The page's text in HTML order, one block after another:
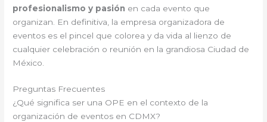
profesionalismo y pasión en cada evento que
organizan. En definitiva, la empresa organizadora de
eventos es el pincel que colorea y da vida al lienzo de
cualquier celebración o reunión en la grandiosa Ciudad de
México.
Preguntas Frecuentes
¿Qué significa ser una OPE en el contexto de la
organización de eventos en CDMX?